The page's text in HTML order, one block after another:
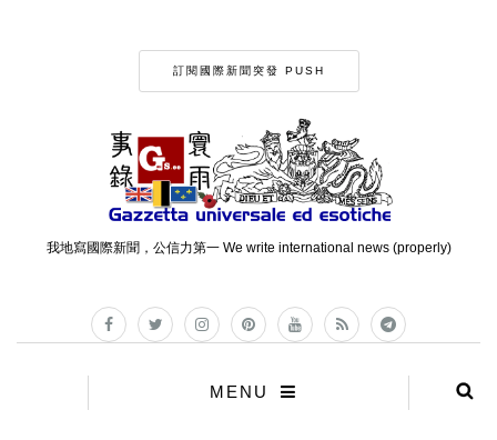
訂閱國際新聞突發 PUSH
我地寫國際新聞，公信力第一 We write international news (properly)
MENU